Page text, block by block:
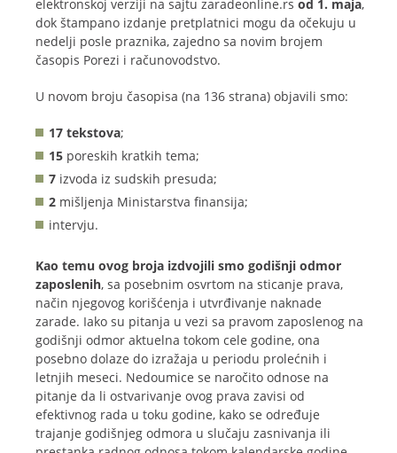
elektronskoj verziji na sajtu zaradeonline.rs od 1. maja,
dok štampano izdanje pretplatnici mogu da očekuju u
nedelji posle praznika, zajedno sa novim brojem
časopis Porezi i računovodstvo.
U novom broju časopisa (na 136 strana) objavili smo:
17 tekstova;
15 poreskih kratkih tema;
7 izvoda iz sudskih presuda;
2 mišljenja Ministarstva finansija;
intervju.
Kao temu ovog broja izdvojili smo godišnji odmor
zaposlenih, sa posebnim osvrtom na sticanje prava,
način njegovog korišćenja i utvrđivanje naknade
zarade. Iako su pitanja u vezi sa pravom zaposlenog na
godišnji odmor aktuelna tokom cele godine, ona
posebno dolaze do izražaja u periodu prolećnih i
letnjih meseci. Nedoumice se naročito odnose na
pitanje da li ostvarivanje ovog prava zavisi od
efektivnog rada u toku godine, kako se određuje
trajanje godišnjeg odmora u slučaju zasnivanja ili